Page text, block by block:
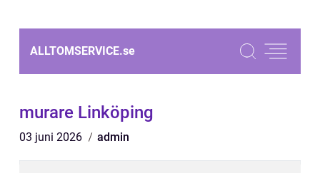
ALLTOMSERVICE.se
murare Linköping
03 juni 2026 admin